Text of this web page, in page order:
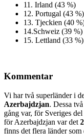
11. Irland (43 %)
12. Portugal (43 %)
13. Tjeckien (40
14.Schweiz (39 %)
15. Lettland (33 %)
Kommentar
Vi har två superländer i
Azerbajdzjan. Dessa
gång var, för Sveriges
för Azerbajdzjan var det
finns det flera länder som